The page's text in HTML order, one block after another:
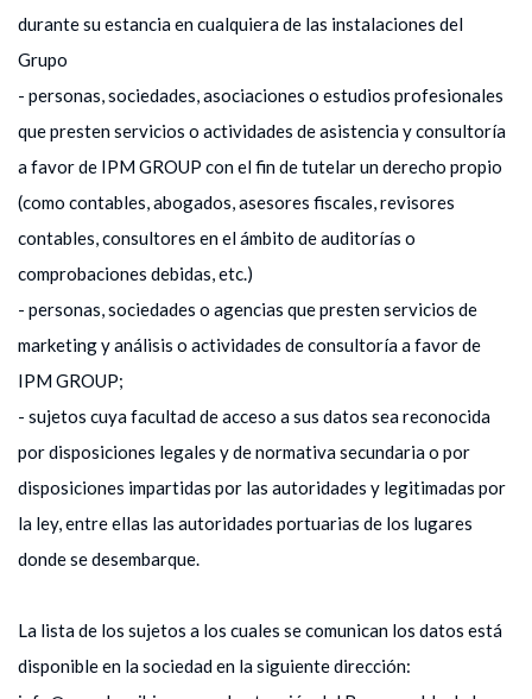
durante su estancia en cualquiera de las instalaciones del
Grupo
- personas, sociedades, asociaciones o estudios profesionales
que presten servicios o actividades de asistencia y consultoría
a favor de IPM GROUP con el fin de tutelar un derecho propio
(como contables, abogados, asesores fiscales, revisores
contables, consultores en el ámbito de auditorías o
comprobaciones debidas, etc.)
- personas, sociedades o agencias que presten servicios de
marketing y análisis o actividades de consultoría a favor de
IPM GROUP;
- sujetos cuya facultad de acceso a sus datos sea reconocida
por disposiciones legales y de normativa secundaria o por
disposiciones impartidas por las autoridades y legitimadas por
la ley, entre ellas las autoridades portuarias de los lugares
donde se desembarque.
La lista de los sujetos a los cuales se comunican los datos está
disponible en la sociedad en la siguiente dirección: